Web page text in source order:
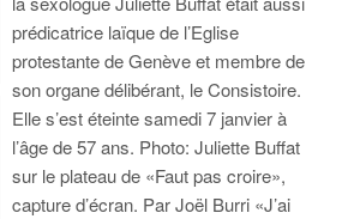
prédicatrice laïque de l’Eglise
protestante de Genève et membre de
son organe délibérant, le Consistoire.
Elle s’est éteinte samedi 7 janvier à
l’âge de 57 ans. Photo: Juliette Buffat
sur le plateau de «Faut pas croire»,
capture d’écran. Par Joël Burri «J’ai